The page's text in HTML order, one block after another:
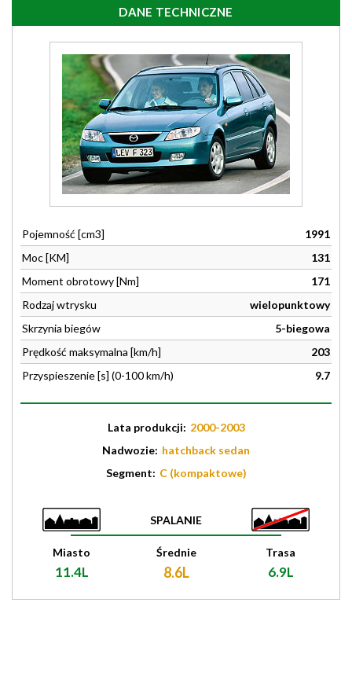
DANE TECHNICZNE
Pojemność [cm3]
1991
Moc [KM]
131
Moment obrotowy [Nm]
171
Rodzaj wtrysku
wielopunktowy
Skrzynia biegów
5-biegowa
Prędkość maksymalna [km/h]
203
Przyspieszenie [s] (0-100 km/h)
9.7
Lata produkcji: 2000-2003
Nadwozie: hatchback sedan
Segment: C (kompaktowe)
SPALANIE
Miasto
11.4L
Średnie
8.6L
Trasa
6.9L